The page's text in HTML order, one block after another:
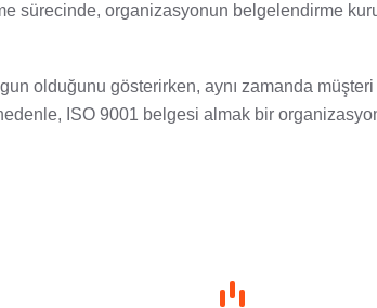
sürecinde, organizasyonun belgelendirme
olduğunu gösterirken, aynı zamanda
ISO 9001 belgesi almak bir